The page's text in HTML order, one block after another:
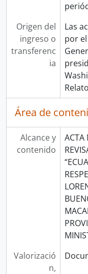
Origen del
ingreso o
transferenc
ia
Las
por
Área de
Alcance y
contenido
ACTA
Valorizació
n,